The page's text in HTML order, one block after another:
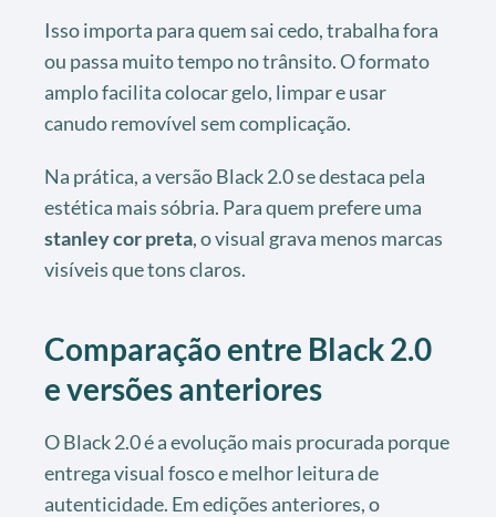
Isso importa para quem sai cedo, trabalha fora
ou passa muito tempo no trânsito. O formato
amplo facilita colocar gelo, limpar e usar
canudo removível sem complicação.
Na prática, a versão Black 2.0 se destaca pela
estética mais sóbria. Para quem prefere uma
stanley cor preta, o visual grava menos marcas
visíveis que tons claros.
Comparação entre Black 2.0
e versões anteriores
O Black 2.0 é a evolução mais procurada porque
entrega visual fosco e melhor leitura de
autenticidade. Em edições anteriores, o